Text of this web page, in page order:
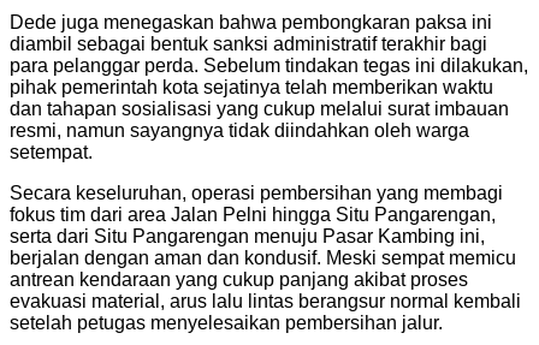
Dede juga menegaskan bahwa pembongkaran paksa ini
diambil sebagai bentuk sanksi administratif terakhir bagi
para pelanggar perda. Sebelum tindakan tegas ini dilakukan,
pihak pemerintah kota sejatinya telah memberikan waktu
dan tahapan sosialisasi yang cukup melalui surat imbauan
resmi, namun sayangnya tidak diindahkan oleh warga
setempat.
Secara keseluruhan, operasi pembersihan yang membagi
fokus tim dari area Jalan Pelni hingga Situ Pangarengan,
serta dari Situ Pangarengan menuju Pasar Kambing ini,
berjalan dengan aman dan kondusif. Meski sempat memicu
antrean kendaraan yang cukup panjang akibat proses
evakuasi material, arus lalu lintas berangsur normal kembali
setelah petugas menyelesaikan pembersihan jalur.